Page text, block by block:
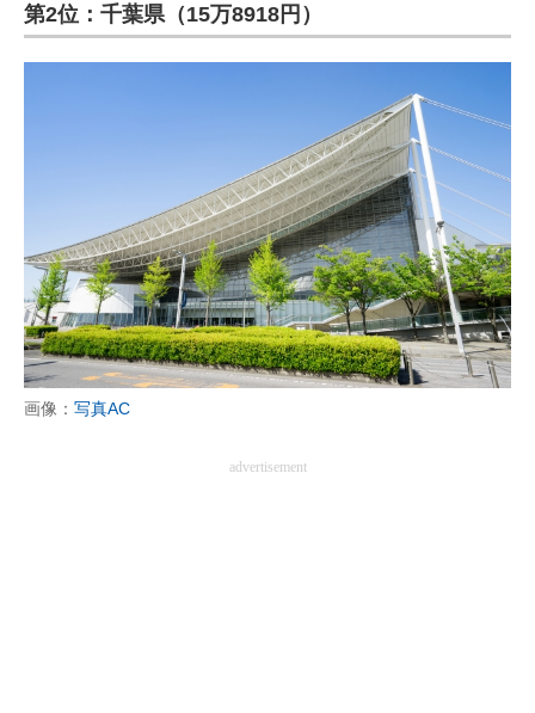
建設×テクノロジーの最前線
第2位：千葉県（15万8918円）
画像： 写真AC
advertisement